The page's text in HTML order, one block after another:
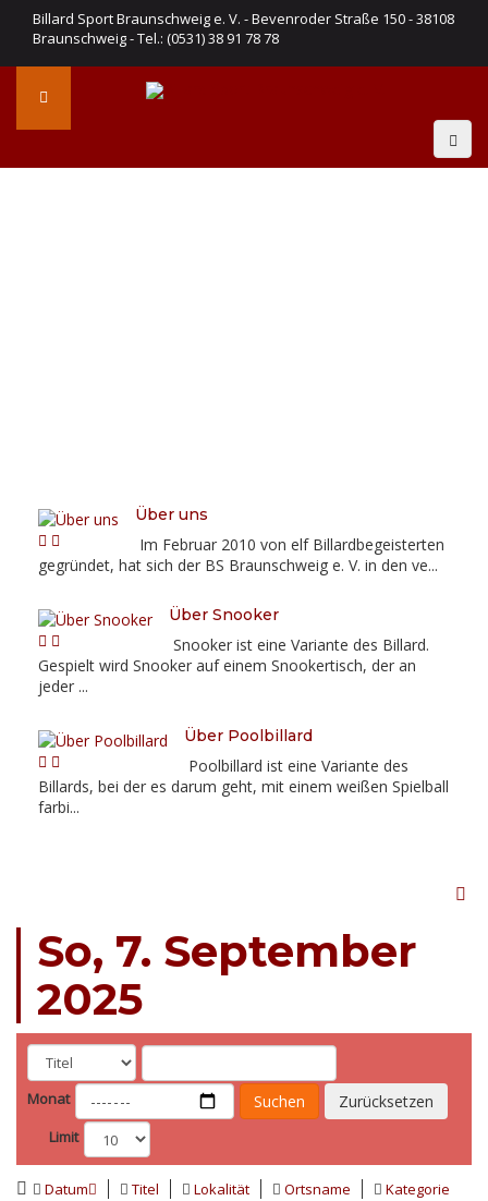
Billard Sport Braunschweig e. V. - Bevenroder Straße 150 - 38108
Braunschweig - Tel.: (0531) 38 91 78 78
Über uns
Im Februar 2010 von elf Billardbegeisterten
gegründet, hat sich der BS Braunschweig e. V. in den ve...
Über Snooker
Snooker ist eine Variante des Billard.
Gespielt wird Snooker auf einem Snookertisch, der an
jeder ...
Über Poolbillard
Poolbillard ist eine Variante des
Billards, bei der es darum geht, mit einem weißen Spielball
farbi...
So, 7. September
2025
Monat Suchen Zurücksetzen
Limit
Datum Titel Lokalität Ortsname Kategorie